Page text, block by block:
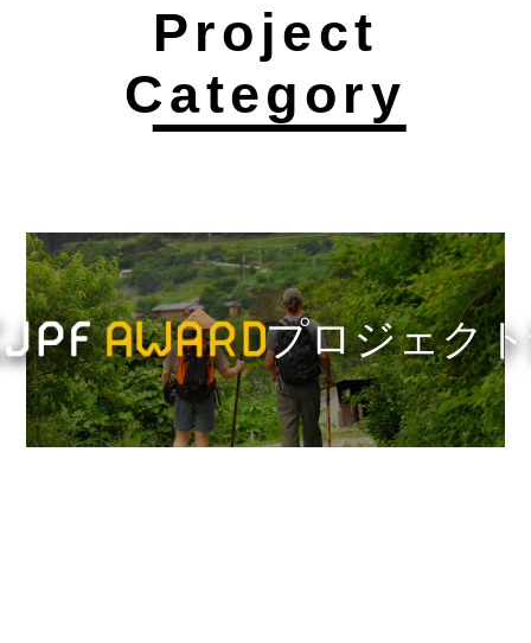
Project
Category
プロジェク